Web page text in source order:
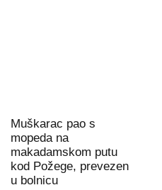
Muškarac pao s
mopeda na
makadamskom putu
kod Požege, prevezen
u bolnicu